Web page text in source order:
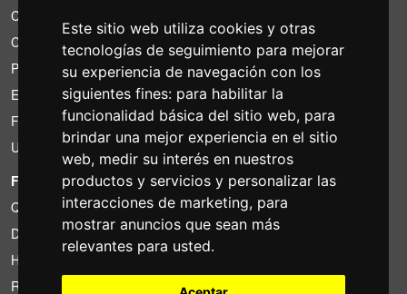
Este sitio web utiliza cookies y otras
tecnologías de seguimiento para mejorar
su experiencia de navegación con los
siguientes fines: para habilitar la
funcionalidad básica del sitio web, para
brindar una mejor experiencia en el sitio
web, medir su interés en nuestros
productos y servicios y personalizar las
interacciones de marketing, para
mostrar anuncios que sean más
relevantes para usted.
Condiciones de alquiler
Cotizaciones
Paquetes de ahorro
Encontrado por menos?
Financiacion
Uso
FOTOCOLOMBO.IT
Quienes somos
Donde estamos
Horario de la tienda
Resenas sobre Trovaprezzi